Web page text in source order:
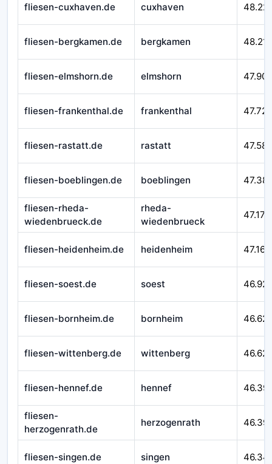
fliesen-cuxhaven.de cuxhaven 48.221
fliesen-bergkamen.de bergkamen 48.218
fliesen-elmshorn.de elmshorn 47.907
fliesen-frankenthal.de frankenthal 47.727
fliesen-rastatt.de rastatt 47.586
fliesen-boeblingen.de boeblingen
fliesen-rheda-
wiedenbrueck.de
rheda-
wiedenbrueck
47.177
fliesen-heidenheim.de heidenheim 47.164
fliesen-soest.de soest
fliesen-bornheim.de bornheim
fliesen-wittenberg.de wittenberg 46.621
fliesen-hennef.de hennef
fliesen-
herzogenrath.de
herzogenrath
fliesen-singen.de singen